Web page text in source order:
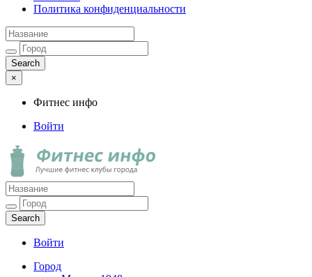
Политика конфиденциальности
×
Фитнес инфо
Войти
Фитнес инфо
Лучшие фитнес клубы города
Войти
Город